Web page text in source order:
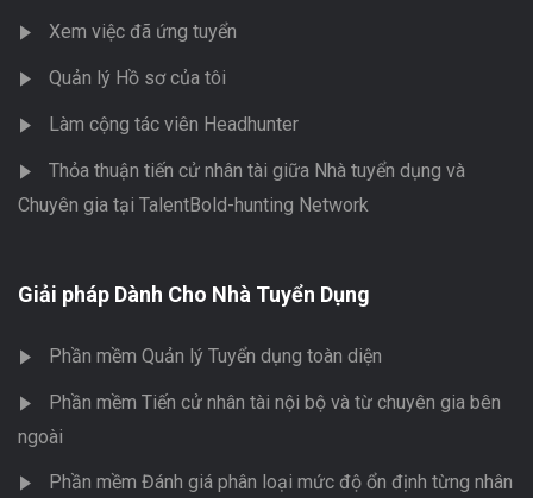
Xem việc đã ứng tuyển
Quản lý Hồ sơ của tôi
Làm cộng tác viên Headhunter
Thỏa thuận tiến cử nhân tài giữa Nhà tuyển dụng và
Chuyên gia tại TalentBold-hunting Network
Giải pháp Dành Cho Nhà Tuyển Dụng
Phần mềm Quản lý Tuyển dụng toàn diện
Phần mềm Tiến cử nhân tài nội bộ và từ chuyên gia bên
ngoài
Phần mềm Đánh giá phân loại mức độ ổn định từng nhân